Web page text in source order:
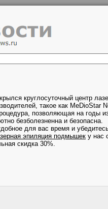
круглосуточный центр
такое как MeDioStar
позволяющая на годы
безболезненна и безопасна.
для вас время и
эпиляция подмышек у нас
скидка 30%.